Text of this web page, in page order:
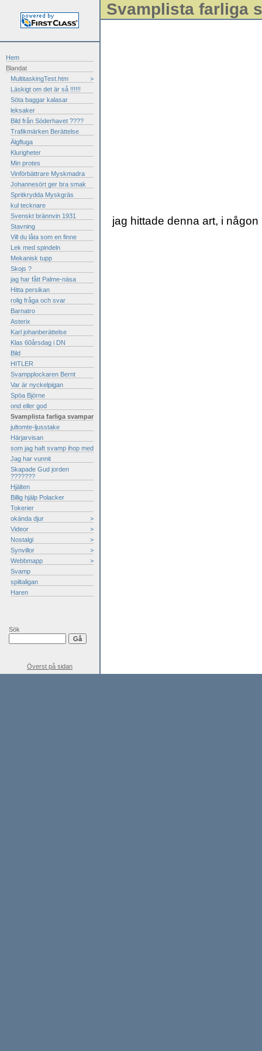
Hem
Blandat
MultitaskingTest.htm
>
Läskigt om det är så !!!!!!
Söta baggar kalasar
leksaker
Bild från Söderhavet ????
Trafikmärken Berättelse
Älgfluga
Klurigheter
Min protes
Vinförbättrare Myskmadra
Johannesört ger bra smak
Spritkrydda Myskgräs
kul tecknare
Svenskt brännvin 1931
Stavning
Vill du låta som en finne
Lek med spindeln
Mekanisk tupp
Skojs ?
jag har fått Palme-näsa
Hitta persikan
rolig fråga och svar
Barnatro
Asterix
Karl johanberättelse
Klas 60årsdag i DN
Bild
HITLER
Svampplockaren Bernt
Var är nyckelpigan
Spöa Björne
ond eller god
Svamplista farliga svampar
jultomte-ljusstake
Härjarvisan
som jag haft svamp ihop med
Jag har vunnit
Skapade Gud jorden
???????
Hjälten
Billig hjälp Polacker
Tokerier
okända djur
>
Videor
>
Nostalgi
>
Synvillor
>
Webbmapp
>
Svamp
spiltaligan
Haren
Sök
Svamplista farliga
jag hittade denna art, i
Överst på sidan